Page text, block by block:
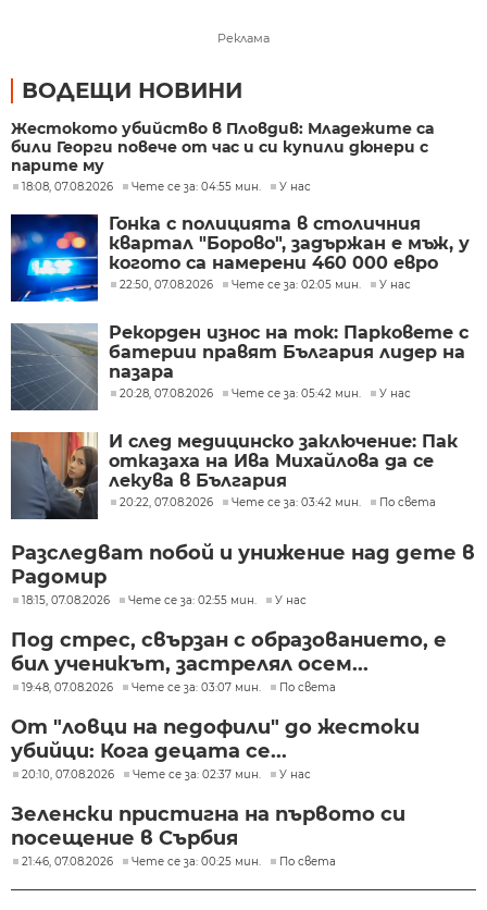
Реклама
ВОДЕЩИ НОВИНИ
Жестокото убийство в Пловдив: Младежите са
били Георги повече от час и си купили дюнери с
парите му
18:08, 07.08.2026 Чете се за: 04:55 мин. У нас
Гонка с полицията в столичния
квартал "Борово", задържан е мъж, у
когото са намерени 460 000 евро
22:50, 07.08.2026 Чете се за: 02:05 мин. У нас
Рекорден износ на ток: Парковете с
батерии правят България лидер на
пазара
20:28, 07.08.2026 Чете се за: 05:42 мин. У нас
И след медицинско заключение: Пак
отказаха на Ива Михайлова да се
лекува в България
20:22, 07.08.2026 Чете се за: 03:42 мин. По света
Разследват побой и унижение над дете в
Радомир
18:15, 07.08.2026 Чете се за: 02:55 мин. У нас
Под стрес, свързан с образованието, е
бил ученикът, застрелял осем...
19:48, 07.08.2026 Чете се за: 03:07 мин. По света
От "ловци на педофили" до жестоки
убийци: Кога децата се...
20:10, 07.08.2026 Чете се за: 02:37 мин. У нас
Зеленски пристигна на първото си
посещение в Сърбия
21:46, 07.08.2026 Чете се за: 00:25 мин. По света